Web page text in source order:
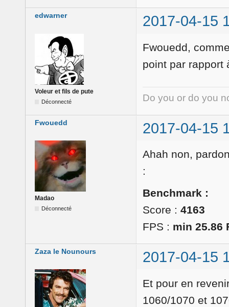
edwarner 2017-04-15
Voleur et fils de pute
Déconnecté
Fwouedd,
point par rapport
Do you or do you
Fwouedd 2017-04-15
Madao
Déconnecté
Ahah non,
:
Benchmark :
Score : 4163
FPS : min 25.86
Zaza le Nounours 2017-04-15
Et pour en
1060/1070 et